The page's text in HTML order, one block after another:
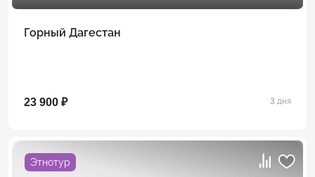
Горный Дагестан
23 900 ₽ 3 дня
Этнотур